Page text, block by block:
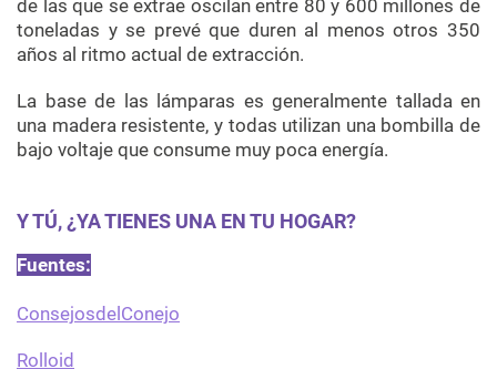
de las que se extrae oscilan entre 80 y 600 millones de
toneladas y se prevé que duren al menos otros 350
años al ritmo actual de extracción.
La base de las lámparas es generalmente tallada en
una madera resistente, y todas utilizan una bombilla de
bajo voltaje que consume muy poca energía.
Y TÚ, ¿YA TIENES UNA EN TU HOGAR?
Fuentes:
ConsejosdelConejo
Rolloid